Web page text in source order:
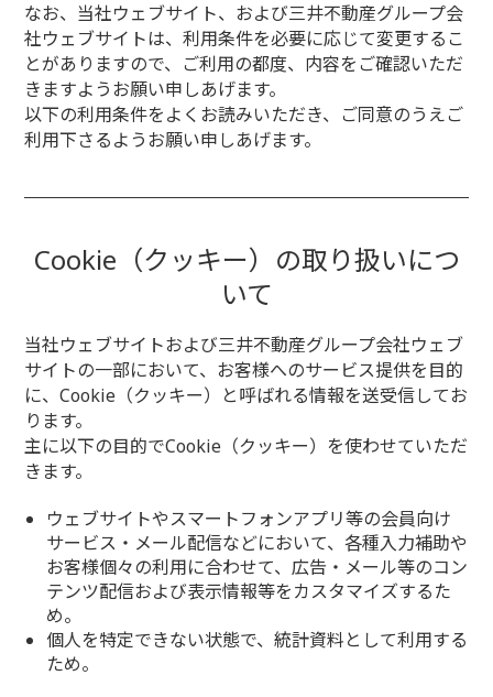
なお、当社ウェブサイト、および三井不動産グループ会
社ウェブサイトは、利用条件を必要に応じて変更するこ
とがありますので、ご利用の都度、内容をご確認いただ
きますようお願い申しあげます。
以下の利用条件をよくお読みいただき、ご同意のうえご
利用下さるようお願い申しあげます。
Cookie（クッキー）の取り扱いにつ
いて
当社ウェブサイトおよび三井不動産グループ会社ウェブ
サイトの一部において、お客様へのサービス提供を目的
に、Cookie（クッキー）と呼ばれる情報を送受信してお
ります。
主に以下の目的でCookie（クッキー）を使わせていただ
きます。
ウェブサイトやスマートフォンアプリ等の会員向け
サービス・メール配信などにおいて、各種入力補助や
お客様個々の利用に合わせて、広告・メール等のコン
テンツ配信および表示情報等をカスタマイズするた
め。
個人を特定できない状態で、統計資料として利用する
ため。